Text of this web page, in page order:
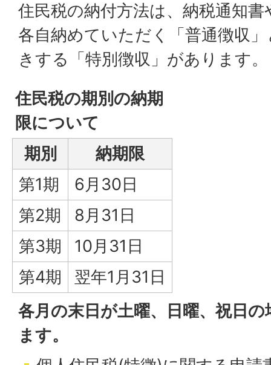
住民税の納付方法は、納税通知
各自納めていただく「普通徴収
きする「特別徴収」があります。
住民税の期別の納期
限について
期別
納期限
第1期
6月30日
第2期
8月31日
第3期
10月31日
第4期
翌年1月31日
各月の末日が土曜、日曜、祝日
ます。